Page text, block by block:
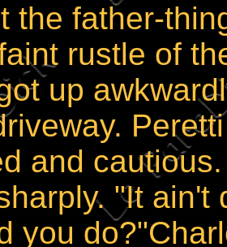
father-
rustle of
up
and
"It ain't
you